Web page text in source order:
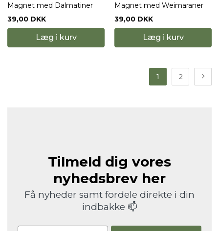
Magnet med Dalmatiner
39,00 DKK
Læg i kurv
Magnet med Weimaraner
39,00 DKK
Læg i kurv
1 2
Tilmeld dig vores
nyhedsbrev her
Få nyheder samt fordele direkte i din
indbakke 📫